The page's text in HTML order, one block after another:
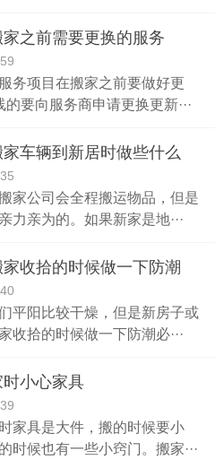
之前需要更换的服务
务项目在搬家之前要做好更
要向服务商申请更换更新···
车辆到新居时做些什么
家公司会全程搬运物品，但是
力亲为的。如果新家是地···
收拾的时候做一下防潮
平阳比较干燥，但是新房子或
收拾的时候做一下防潮必···
小心家具
家具是大件，搬的时候要小
时候也有一些小窍门。搬家···